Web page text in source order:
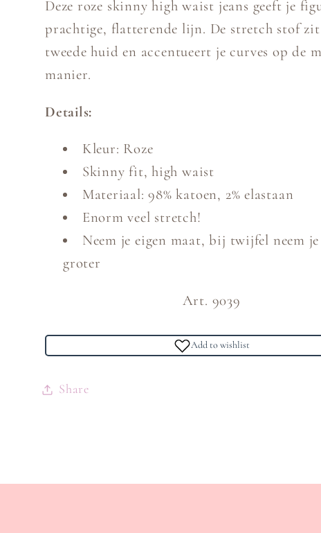
Deze roze skinny high waist jeans geeft je
prachtige, flatterende lijn. De stretch stof zit
tweede huid en accentueert je curves op de
manier.
Details:
Kleur: Roze
Skinny fit, high waist
Materiaal: 98% katoen, 2% elastaan
Enorm veel stretch!
Neem je eigen maat, bij twijfel neem je
groter
Art. 9039
Add to wishlist
Share